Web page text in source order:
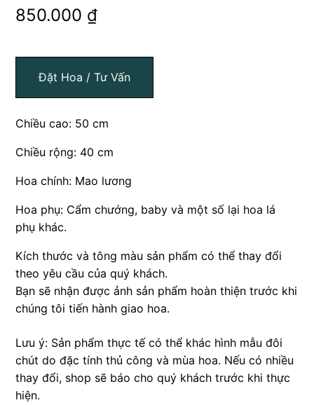
850.000 ₫
Đặt Hoa / Tư Vấn
Chiều cao: 50 cm
Chiều rộng: 40 cm
Hoa chính: Mao lương
Hoa phụ: Cẩm chướng, baby và một số lại hoa lá
phụ khác.
Kích thước và tông màu sản phẩm có thể thay đổi
theo yêu cầu của quý khách.
Bạn sẽ nhận được ảnh sản phẩm hoàn thiện trước khi
chúng tôi tiến hành giao hoa.
Lưu ý: Sản phẩm thực tế có thể khác hình mẫu đôi
chút do đặc tính thủ công và mùa hoa. Nếu có nhiều
thay đổi, shop sẽ báo cho quý khách trước khi thực
hiện.